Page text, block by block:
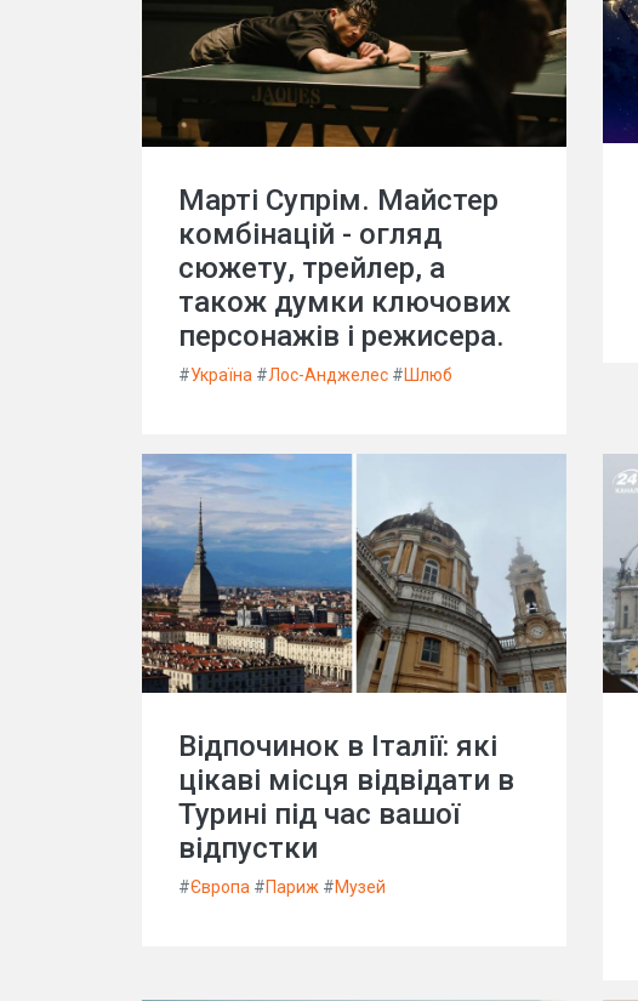
Марті Супрім. Майстер
комбінацій - огляд
сюжету, трейлер, а
також думки ключових
персонажів і режисера.
#Україна #Лос-Анджелес #Шлюб
Відпочинок в Італії: які
цікаві місця відвідати в
Турині під час вашої
відпустки
#Європа #Париж #Музей